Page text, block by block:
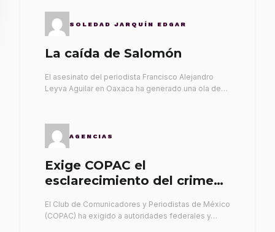
SOLEDAD JARQUÍN EDGAR
La caída de Salomón
El asesinato del periodista Francisco Alejandro
Leyva Aguilar en Oaxaca ha generado una ola de…
AGENCIAS
Exige COPAC el
esclarecimiento del crimen
El Club de Comunicadores y Periodistas de México
(COPAC) ha exigido a autoridades federales y…